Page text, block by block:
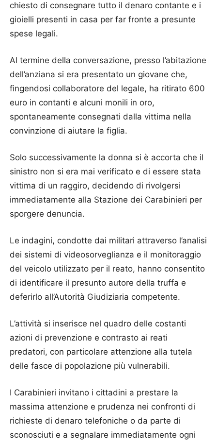
chiesto di consegnare tutto il denaro contante e i
gioielli presenti in casa per far fronte a presunte
spese legali.
Al termine della conversazione, presso l’abitazione
dell’anziana si era presentato un giovane che,
fingendosi collaboratore del legale, ha ritirato 600
euro in contanti e alcuni monili in oro,
spontaneamente consegnati dalla vittima nella
convinzione di aiutare la figlia.
Solo successivamente la donna si è accorta che il
sinistro non si era mai verificato e di essere stata
vittima di un raggiro, decidendo di rivolgersi
immediatamente alla Stazione dei Carabinieri per
sporgere denuncia.
Le indagini, condotte dai militari attraverso l’analisi
dei sistemi di videosorveglianza e il monitoraggio
del veicolo utilizzato per il reato, hanno consentito
di identificare il presunto autore della truffa e
deferirlo all’Autorità Giudiziaria competente.
L’attività si inserisce nel quadro delle costanti
azioni di prevenzione e contrasto ai reati
predatori, con particolare attenzione alla tutela
delle fasce di popolazione più vulnerabili.
I Carabinieri invitano i cittadini a prestare la
massima attenzione e prudenza nei confronti di
richieste di denaro telefoniche o da parte di
sconosciuti e a segnalare immediatamente ogni